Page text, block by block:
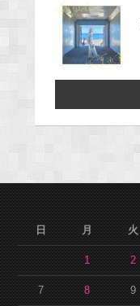
日
月 火
1 2
7 8 9